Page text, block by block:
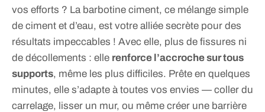
vos efforts ? La barbotine ciment, ce mélange simple
de ciment et d’eau, est votre alliée secrète pour des
résultats impeccables ! Avec elle, plus de fissures ni
de décollements : elle renforce l’accroche sur tous
supports, même les plus difficiles. Prête en quelques
minutes, elle s’adapte à toutes vos envies — coller du
carrelage, lisser un mur, ou même créer une barrière